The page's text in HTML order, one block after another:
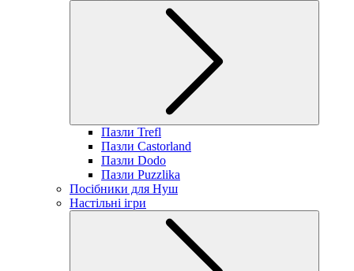
Пазли Trefl
Пазли Castorland
Пазли Dodo
Пазли Puzzlika
Посібники для Нуш
Настільні ігри